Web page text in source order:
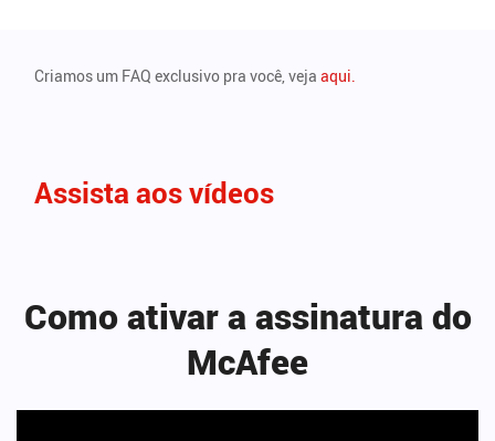
Criamos um FAQ exclusivo pra você, veja aqui.
Assista aos vídeos
Como ativar a assinatura do
McAfee